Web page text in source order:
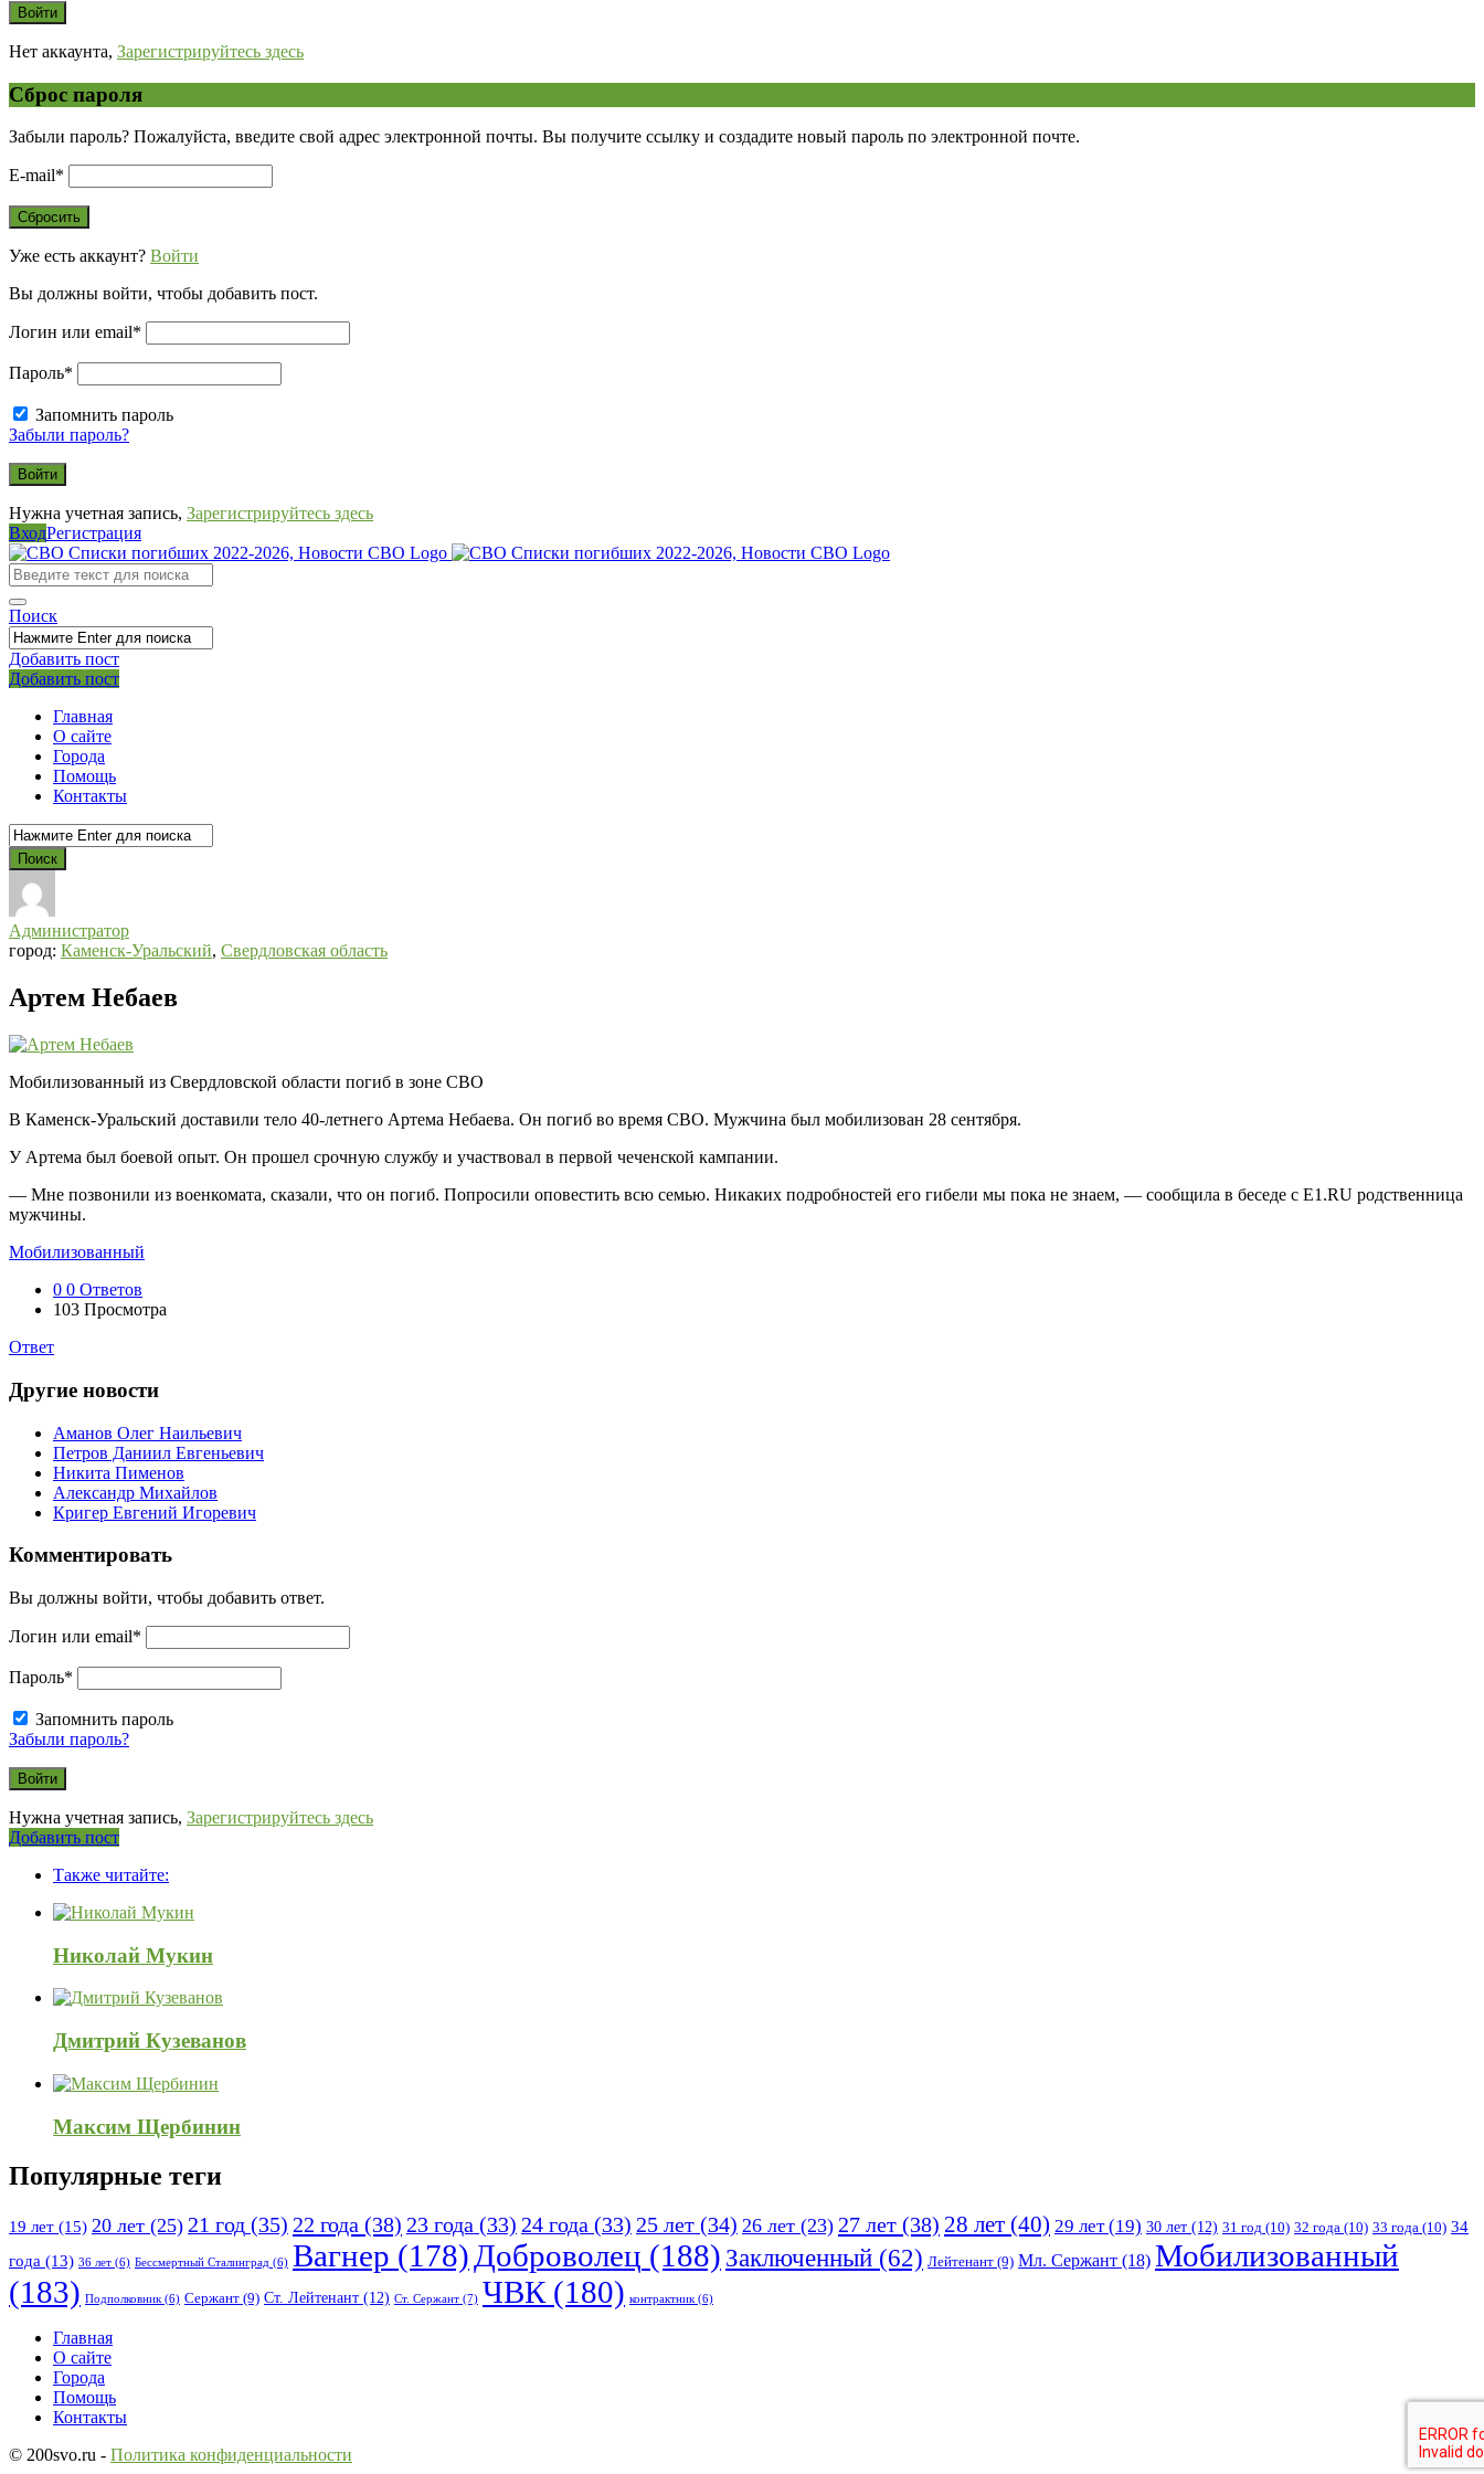
Нет аккаунта, Зарегистрируйтесь здесь
Сброс пароля
Забыли пароль? Пожалуйста, введите свой адрес электронной почты. Вы получите ссылку и создадите новый пароль по электронной почте.
E-mail*
Уже есть аккаунт? Войти
Вы должны войти, чтобы добавить пост.
Логин или email*
Пароль*
Запомнить пароль
Забыли пароль?
Нужна учетная запись, Зарегистрируйтесь здесь
ВходРегистрация
СВО
Списки
погибших
2022-
2026,
Новости
СВО
Поиск
Добавить пост
Мобильное
меню
Выйти
Добавить пост
Главная
О сайте
Города
Помощь
Контакты
Администратор
город: Каменск-Уральский, Свердловская область
Артем Небаев
Мобилизованный из Свердловской области погиб в зоне СВО
В Каменск-Уральский доставили тело 40-летнего Артема Небаева. Он погиб во время СВО. Мужчина был мобилизован 28 сентября.
У Артема был боевой опыт. Он прошел срочную службу и участвовал в первой чеченской кампании.
— Мне позвонили из военкомата, сказали, что он погиб. Попросили оповестить всю семью. Никаких подробностей его гибели мы пока не знаем, — сообщила в беседе с Е1.RU родственница
мужчины.
Мобилизованный
0 0 Ответов
103 Просмотра
Ответ
Другие новости
Аманов Олег Наильевич
Петров Даниил Евгеньевич
Никита Пименов
Александр Михайлов
Кригер Евгений Игоревич
Комментировать
Вы должны войти, чтобы добавить ответ.
Логин или email*
Пароль*
Запомнить пароль
Забыли пароль?
Нужна учетная запись, Зарегистрируйтесь здесь
Боковая
Добавить пост
120x600Также читайте:
Николай Мукин
Дмитрий Кузеванов
Максим Щербинин
Популярные теги
19 лет (15) 20 лет (25) 21 год (35) 22 года (38) 23 года (33) 24 года (33) 25 лет (34) 26 лет (23) 27 лет (38) 28 лет (40) 29 лет(19) 30 лет (12) 31 год (10) 32 года (10) 33 года (10) 34
года (13) 36 лет (6) Бессмертный Сталинград (6) Вагнер (178)Доброволец (188) Заключенный (62) Лейтенант (9) Мл. Сержант (18) Мобилизованный
(183) Подполковник(6) Сержант (9) Ст. Лейтенант (12) Ст. Сержант (7) ЧВК(180) контрактник(6)
Исследовать
Главная
О сайте
Города
Помощь
Контакты
© 200svo.ru - Политика конфиденциальности